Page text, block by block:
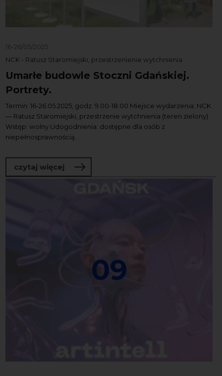
16-26/05/2025
NCK - Ratusz Staromiejski, przestrzenienie wytchnienia
Umarłe budowle Stoczni Gdańskiej.
Portrety.
Termin: 16-26.05.2025, godz. 9.00-18.00 Miejsce wydarzenia: NCK
— Ratusz Staromiejski, przestrzenie wytchnienia (teren zielony)
Wstęp: wolny Udogodnienia: dostępne dla osób z
niepełnosprawnością...
czytaj więcej o Umarłe budowle Stoczni Gdańskiej.
09